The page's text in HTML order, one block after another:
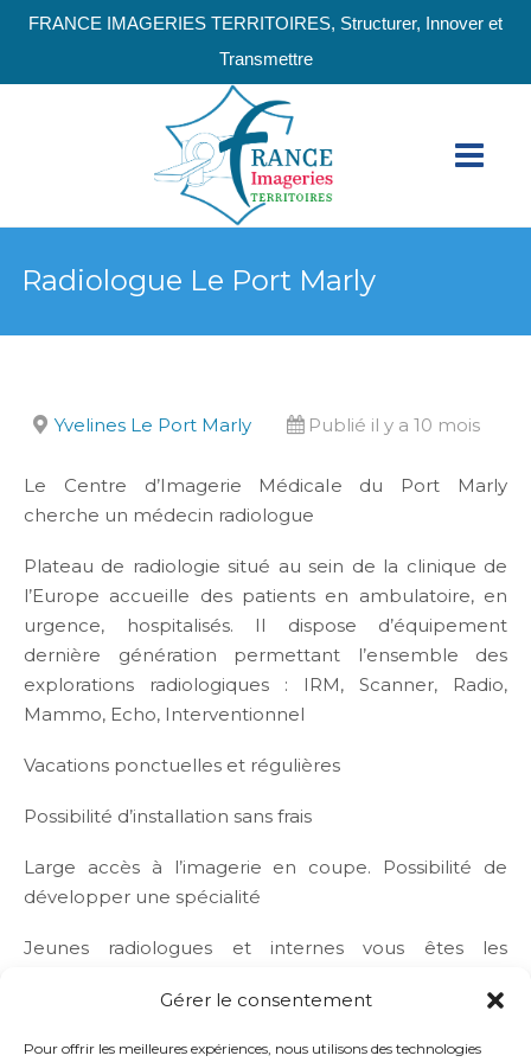
FRANCE IMAGERIES TERRITOIRES, Structurer, Innover et
Transmettre
Gérer le consentement
Pour offrir les meilleures expériences, nous utilisons des technologies
Radiologue Le Port Marly
Yvelines Le Port Marly Publié il y a 10 mois
Le Centre d’Imagerie Médicale du Port Marly
cherche un médecin radiologue
Plateau de radiologie situé au sein de la clinique de
l’Europe accueille des patients en ambulatoire, en
urgence, hospitalisés. Il dispose d’équipement
dernière génération permettant l’ensemble des
explorations radiologiques : IRM, Scanner, Radio,
Mammo, Echo, Interventionnel
Vacations ponctuelles et régulières
Possibilité d’installation sans frais
Large accès à l’imagerie en coupe. Possibilité de
développer une spécialité
Jeunes radiologues et internes vous êtes les